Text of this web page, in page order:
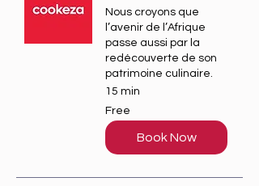
Nous croyons que
l’avenir de l’Afrique
passe aussi par la
redécouverte de son
patrimoine culinaire.
15 min
Free
Free
Book Now